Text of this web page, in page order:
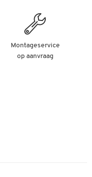
Montageservice
op aanvraag